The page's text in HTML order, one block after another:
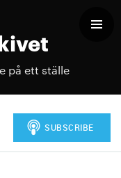
på ett ställe